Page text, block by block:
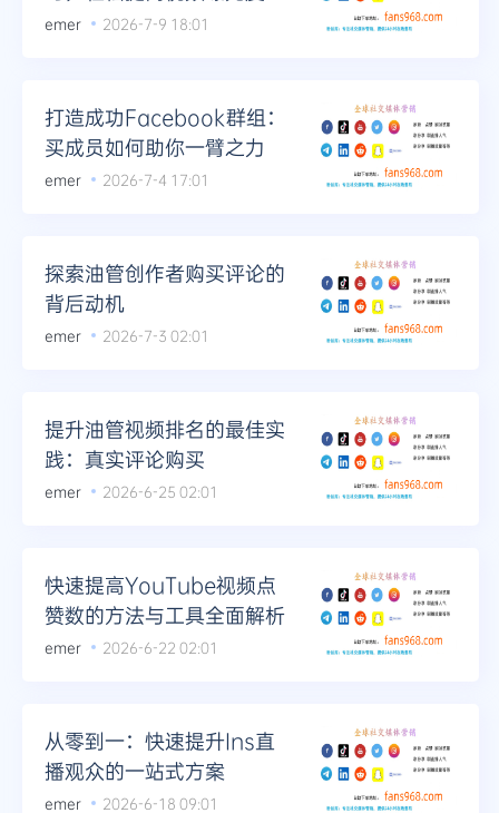
emer 2026-7-9 18:01
打造成功Facebook群组：
买成员如何助你一臂之力
emer 2026-7-4 17:01
探索油管创作者购买评论的
背后动机
emer 2026-7-3 02:01
提升油管视频排名的最佳实
践：真实评论购买
emer 2026-6-25 02:01
快速提高YouTube视频点
赞数的方法与工具全面解析
emer 2026-6-22 02:01
从零到一：快速提升Ins直
播观众的一站式方案
emer 2026-6-18 09:01